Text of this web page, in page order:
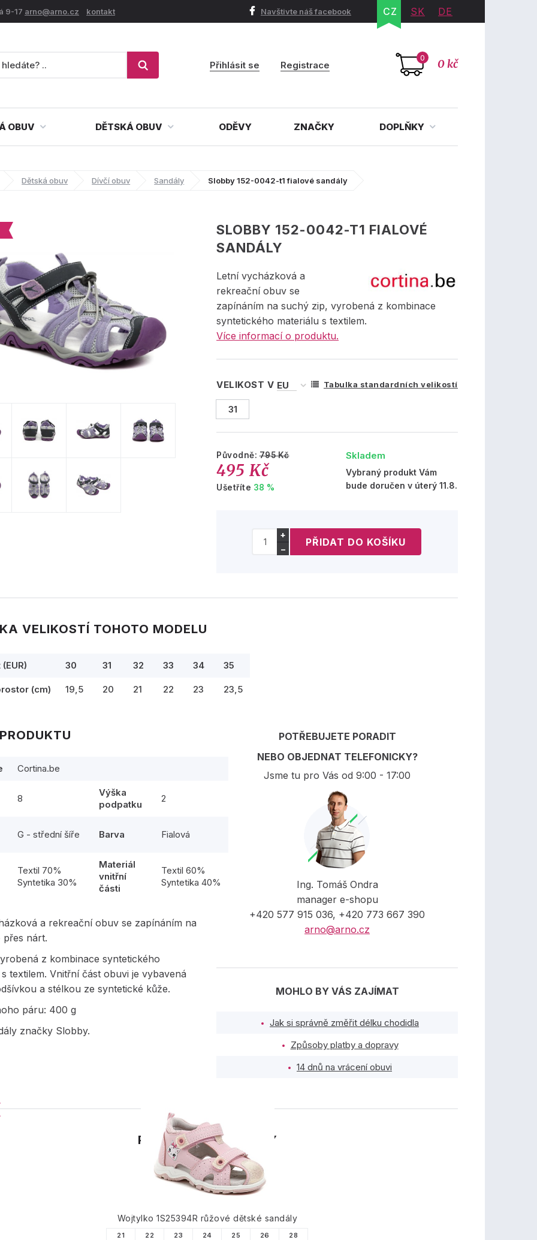
9-17 arno@arno.cz kontakt Navštivte náš facebook CZ SK DE
0 0 kč
Přihlásit se Registrace
OBUV DĚTSKÁ OBUV ODĚVY ZNAČKY DOPLŇKY
Dětská obuv Dívčí obuv Sandály Slobby 152-0042-t1 fialové sandály
SLOBBY 152-0042-T1 FIALOVÉ
SANDÁLY
Letní vycházková a
rekreační obuv se
zapínáním na suchý zip, vyrobená z kombinace
syntetického materiálu s textilem.
Více informací o produktu.
VELIKOST V Tabulka standardních velikostí
31
Původně:795 Kč
495 Kč
Ušetříte 38 %
Skladem
Vybraný produkt Vám
bude doručen v úterý 11.8.
+
−
VELIKOSTÍ TOHOTO MODELU
30 31 32 33 34 35
(cm) 19,5 20 21 22 23 23,5
Cortina.be
8
Výška
podpatku
2
G - střední šíře Barva Fialová
Textil 70%
Syntetika 30%
Materiál
vnitřní
části
Textil 60%
Syntetika 40%
a rekreační obuv se zapínáním na
přes nárt.
z kombinace syntetického
textilem. Vnitřní část obuvi je vybavená
a stélkou ze syntetické kůže.
páru: 400 g
značky Slobby.
POTŘEBUJETE PORADIT
NEBO OBJEDNAT TELEFONICKY?
Jsme tu pro Vás od 9:00 - 17:00
Ing. Tomáš Ondra
manager e-shopu
+420 577 915 036, +420 773 667 390
arno@arno.cz
MOHLO BY VÁS ZAJÍMAT
Jak si správně změřit délku chodidla
Způsoby platby a dopravy
14 dnů na vrácení obuvi
PODOBNÉ PRODUKTY
Wojtylko 1S25394R růžové dětské sandály
21 22 23 24 25 26 28